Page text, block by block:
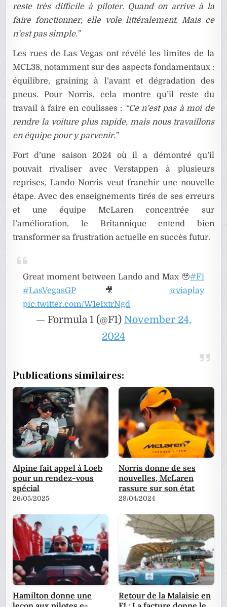
reste très difficile à piloter. Quand on arrive à la
faire fonctionner, elle vole littéralement. Mais ce
n’est pas simple.”
Les rues de Las Vegas ont révélé les limites de la
MCL38, notamment sur des aspects fondamentaux :
équilibre, graining à l’avant et dégradation des
pneus. Pour Norris, cela montre qu’il reste du
travail à faire en coulisses : “Ce n’est pas à moi de
rendre la voiture plus rapide, mais nous travaillons
en équipe pour y parvenir.”
Fort d’une saison 2024 où il a démontré qu’il
pouvait rivaliser avec Verstappen à plusieurs
reprises, Lando Norris veut franchir une nouvelle
étape. Avec des enseignements tirés de ses erreurs
et une équipe McLaren concentrée sur
l’amélioration, le Britannique entend bien
transformer sa frustration actuelle en succès futur.
Great moment between Lando and Max 🥹#F1
#LasVegasGP 🎥 @viaplay
pic.twitter.com/W1eIxtrNgd
— Formula 1 (@F1) November 24,
2024
Publications similaires:
Alpine fait appel à Loeb
pour un rendez-vous
spécial
26/05/2025
Norris donne de ses
nouvelles, McLaren
rassure sur son état
29/04/2024
Hamilton donne une
Retour de la Malaisie en